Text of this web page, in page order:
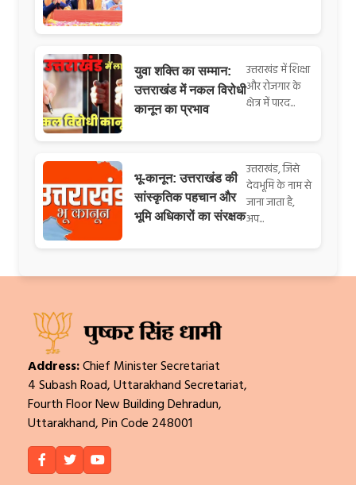
युवा शक्ति का सम्मान:
उत्तराखंड में नकल विरोधी
कानून का प्रभाव
उत्तराखंड में शिक्षा
और रोजगार के
क्षेत्र में पारद...
भू-कानून: उत्तराखंड की
सांस्कृतिक पहचान और
भूमि अधिकारों का संरक्षक
उत्तराखंड, जिसे
देवभूमि के नाम से
जाना जाता है,
अप...
Address:Chief Minister Secretariat
4 Subash Road, Uttarakhand Secretariat,
Fourth Floor New Building Dehradun,
Uttarakhand, Pin Code 248001